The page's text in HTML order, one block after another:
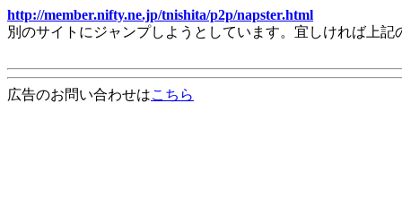
http://member.nifty.ne.jp/tnishita/p2p/napster.html
別のサイトにジャンプしようとしています。宜しければ上
広告のお問い合わせはこちら